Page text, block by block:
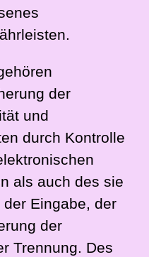
der
und
durch Kontrolle
als auch des sie
Eingabe, der
der
Trennung. Des